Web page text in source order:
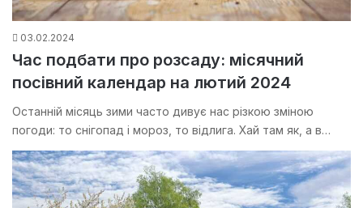
03.02.2024
Час подбати про розсаду: місячний
посівний календар на лютий 2024
Останній місяць зими часто дивує нас різкою зміною
погоди: то снігопад і мороз, то відлига. Хай там як, а в…